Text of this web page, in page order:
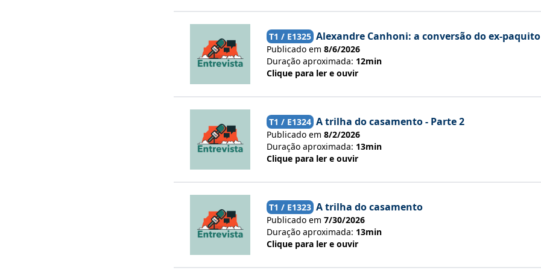
T1 / E1325 Alexandre Canhoni: a conversão do ex-paquito
Publicado em 8/6/2026
Duração aproximada: 12min
Clique para ler e ouvir
T1 / E1324 A trilha do casamento - Parte 2
Publicado em 8/2/2026
Duração aproximada: 13min
Clique para ler e ouvir
T1 / E1323 A trilha do casamento
Publicado em 7/30/2026
Duração aproximada: 13min
Clique para ler e ouvir